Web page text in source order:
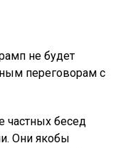
не будет
переговорам с
частных бесед
Они якобы